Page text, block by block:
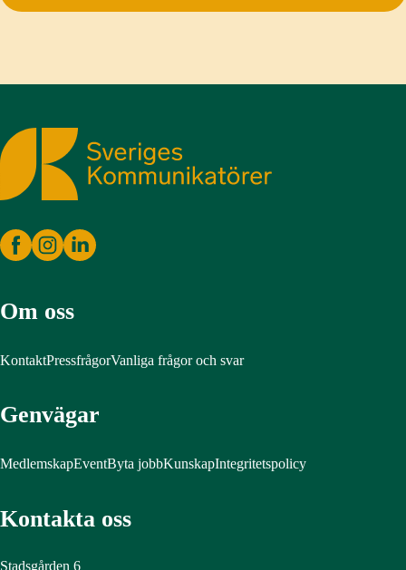
Sveriges Kommunikatörer
Om oss
KontaktPressfrågorVanliga frågor och svar
Genvägar
MedlemskapEventByta jobbKunskapIntegritetspolicy
Kontakta oss
Stadsgården 6